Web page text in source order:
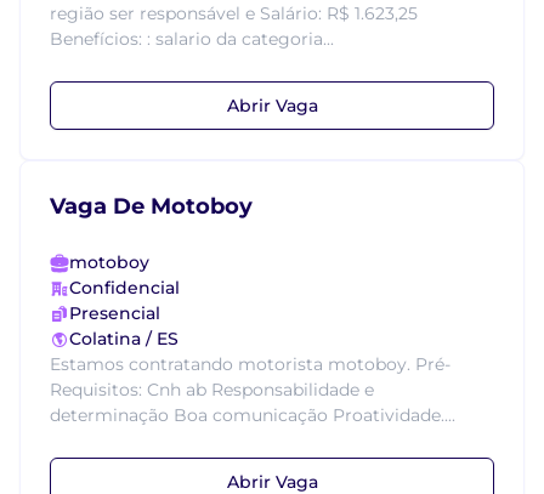
região ser responsável e Salário: R$ 1.623,25
Benefícios: : salario da categoria...
Abrir Vaga
Vaga De Motoboy
motoboy
Confidencial
Presencial
Colatina / ES
Estamos contratando motorista motoboy. Pré-
Requisitos: Cnh ab Responsabilidade e
determinação Boa comunicação Proatividade....
Abrir Vaga